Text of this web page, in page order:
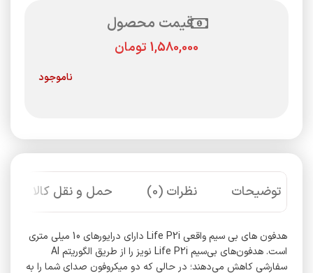
قیمت محصول
تومان
ناموجود
توضیحات نظرات (0) حمل و نقل کالا
هدفون های بی سیم واقعی Life P2i دارای درایورهای 10 میلی متری
است. هدفون‌های بی‌سیم Life P2i نویز را از طریق الگوریتم AI
سفارشی کاهش می‌دهند؛ در حالی که دو میکروفون صدای شما را به